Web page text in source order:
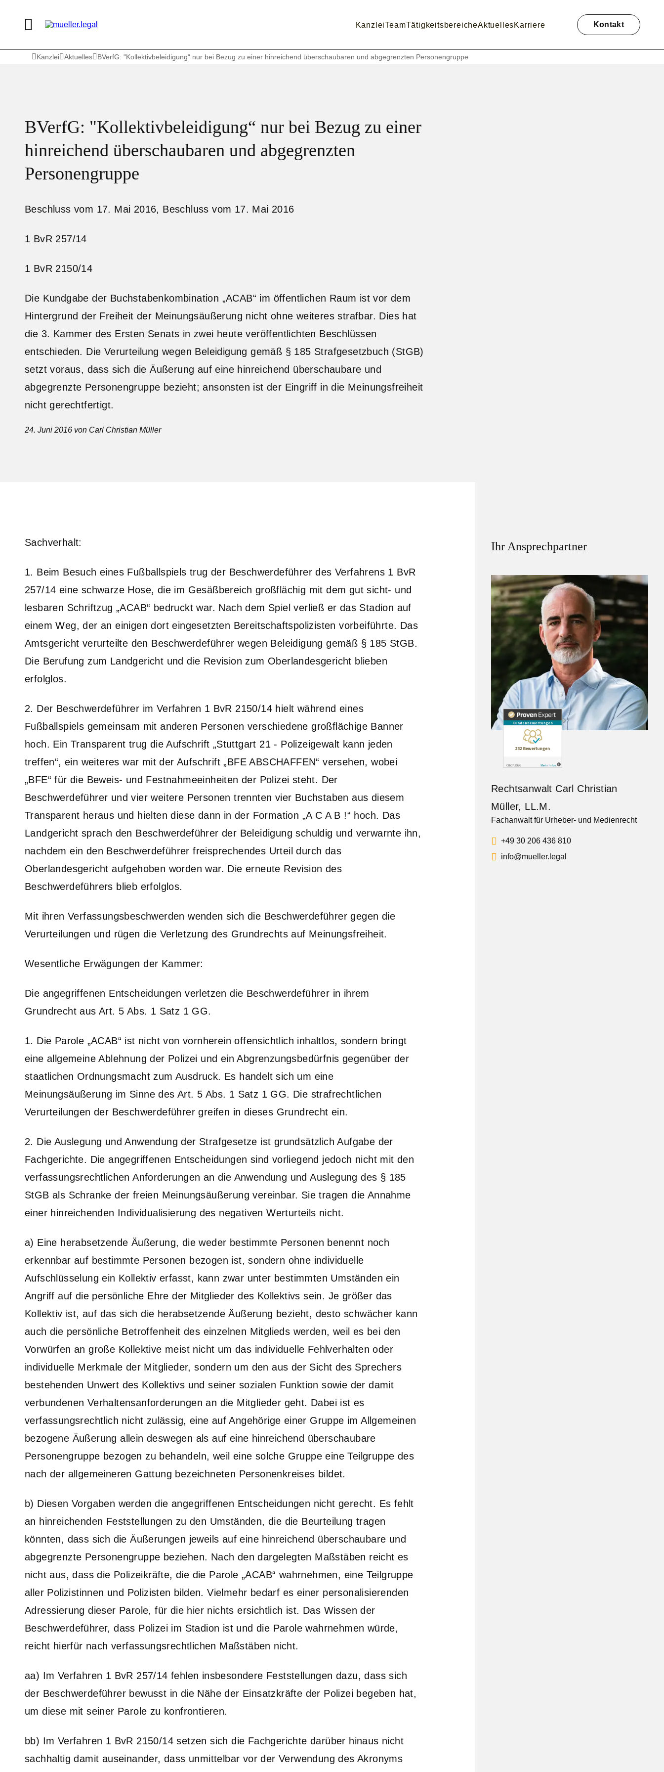
überspringen
KanzleiTeamTätigkeitsbereicheAktuellesKarriere Kontakt
Kanzlei Aktuelles BVerfG: "Kollektivbeleidigung“ nur bei Bezug zu einer hinreichend überschaubaren und abgegrenzten Personengruppe
BVerfG: "Kollektivbeleidigung“ nur bei Bezug zu einer
hinreichend überschaubaren und abgegrenzten
Personengruppe
Beschluss vom 17. Mai 2016, Beschluss vom 17. Mai 2016
1 BvR 257/14
1 BvR 2150/14
Die Kundgabe der Buchstabenkombination „ACAB“ im öffentlichen Raum ist vor dem
Hintergrund der Freiheit der Meinungsäußerung nicht ohne weiteres strafbar. Dies hat
die 3. Kammer des Ersten Senats in zwei heute veröffentlichten Beschlüssen
entschieden. Die Verurteilung wegen Beleidigung gemäß § 185 Strafgesetzbuch (StGB)
setzt voraus, dass sich die Äußerung auf eine hinreichend überschaubare und
abgegrenzte Personengruppe bezieht; ansonsten ist der Eingriff in die Meinungsfreiheit
nicht gerechtfertigt.
24. Juni 2016 von Carl Christian Müller
Sachverhalt:
1. Beim Besuch eines Fußballspiels trug der Beschwerdeführer des Verfahrens 1 BvR
257/14 eine schwarze Hose, die im Gesäßbereich großflächig mit dem gut sicht- und
lesbaren Schriftzug „ACAB“ bedruckt war. Nach dem Spiel verließ er das Stadion auf
einem Weg, der an einigen dort eingesetzten Bereitschaftspolizisten vorbeiführte. Das
Amtsgericht verurteilte den Beschwerdeführer wegen Beleidigung gemäß § 185 StGB.
Die Berufung zum Landgericht und die Revision zum Oberlandesgericht blieben
erfolglos.
2. Der Beschwerdeführer im Verfahren 1 BvR 2150/14 hielt während eines
Fußballspiels gemeinsam mit anderen Personen verschiedene großflächige Banner
hoch. Ein Transparent trug die Aufschrift „Stuttgart 21 - Polizeigewalt kann jeden
treffen“, ein weiteres war mit der Aufschrift „BFE ABSCHAFFEN“ versehen, wobei
„BFE“ für die Beweis- und Festnahmeeinheiten der Polizei steht. Der
Beschwerdeführer und vier weitere Personen trennten vier Buchstaben aus diesem
Transparent heraus und hielten diese dann in der Formation „A C A B !“ hoch. Das
Landgericht sprach den Beschwerdeführer der Beleidigung schuldig und verwarnte ihn,
nachdem ein den Beschwerdeführer freisprechendes Urteil durch das
Oberlandesgericht aufgehoben worden war. Die erneute Revision des
Beschwerdeführers blieb erfolglos.
Mit ihren Verfassungsbeschwerden wenden sich die Beschwerdeführer gegen die
Verurteilungen und rügen die Verletzung des Grundrechts auf Meinungsfreiheit.
Wesentliche Erwägungen der Kammer:
Die angegriffenen Entscheidungen verletzen die Beschwerdeführer in ihrem
Grundrecht aus Art. 5 Abs. 1 Satz 1 GG.
1. Die Parole „ACAB“ ist nicht von vornherein offensichtlich inhaltlos, sondern bringt
eine allgemeine Ablehnung der Polizei und ein Abgrenzungsbedürfnis gegenüber der
staatlichen Ordnungsmacht zum Ausdruck. Es handelt sich um eine
Meinungsäußerung im Sinne des Art. 5 Abs. 1 Satz 1 GG. Die strafrechtlichen
Verurteilungen der Beschwerdeführer greifen in dieses Grundrecht ein.
2. Die Auslegung und Anwendung der Strafgesetze ist grundsätzlich Aufgabe der
Fachgerichte. Die angegriffenen Entscheidungen sind vorliegend jedoch nicht mit den
verfassungsrechtlichen Anforderungen an die Anwendung und Auslegung des § 185
StGB als Schranke der freien Meinungsäußerung vereinbar. Sie tragen die Annahme
einer hinreichenden Individualisierung des negativen Werturteils nicht.
a) Eine herabsetzende Äußerung, die weder bestimmte Personen benennt noch
erkennbar auf bestimmte Personen bezogen ist, sondern ohne individuelle
Aufschlüsselung ein Kollektiv erfasst, kann zwar unter bestimmten Umständen ein
Angriff auf die persönliche Ehre der Mitglieder des Kollektivs sein. Je größer das
Kollektiv ist, auf das sich die herabsetzende Äußerung bezieht, desto schwächer kann
auch die persönliche Betroffenheit des einzelnen Mitglieds werden, weil es bei den
Vorwürfen an große Kollektive meist nicht um das individuelle Fehlverhalten oder
individuelle Merkmale der Mitglieder, sondern um den aus der Sicht des Sprechers
bestehenden Unwert des Kollektivs und seiner sozialen Funktion sowie der damit
verbundenen Verhaltensanforderungen an die Mitglieder geht. Dabei ist es
verfassungsrechtlich nicht zulässig, eine auf Angehörige einer Gruppe im Allgemeinen
bezogene Äußerung allein deswegen als auf eine hinreichend überschaubare
Personengruppe bezogen zu behandeln, weil eine solche Gruppe eine Teilgruppe des
nach der allgemeineren Gattung bezeichneten Personenkreises bildet.
b) Diesen Vorgaben werden die angegriffenen Entscheidungen nicht gerecht. Es fehlt
an hinreichenden Feststellungen zu den Umständen, die die Beurteilung tragen
könnten, dass sich die Äußerungen jeweils auf eine hinreichend überschaubare und
abgegrenzte Personengruppe beziehen. Nach den dargelegten Maßstäben reicht es
nicht aus, dass die Polizeikräfte, die die Parole „ACAB“ wahrnehmen, eine Teilgruppe
aller Polizistinnen und Polizisten bilden. Vielmehr bedarf es einer personalisierenden
Adressierung dieser Parole, für die hier nichts ersichtlich ist. Das Wissen der
Beschwerdeführer, dass Polizei im Stadion ist und die Parole wahrnehmen würde,
reicht hierfür nach verfassungsrechtlichen Maßstäben nicht.
aa) Im Verfahren 1 BvR 257/14 fehlen insbesondere Feststellungen dazu, dass sich
der Beschwerdeführer bewusst in die Nähe der Einsatzkräfte der Polizei begeben hat,
um diese mit seiner Parole zu konfrontieren.
bb) Im Verfahren 1 BvR 2150/14 setzen sich die Fachgerichte darüber hinaus nicht
sachhaltig damit auseinander, dass unmittelbar vor der Verwendung des Akronyms
Ihr Ansprechpartner
Rechtsanwalt Carl Christian
Müller, LL.M.
Fachanwalt für Urheber- und Medienrecht
+49 30 206 436 810
info@mueller.legal